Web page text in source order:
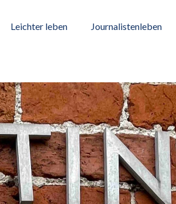
Leichter leben Journalistenleben